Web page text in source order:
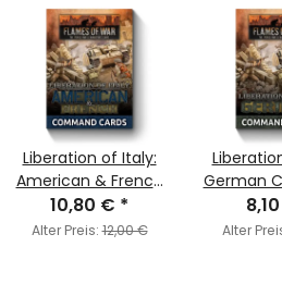
Liberation of Italy:
American & French
Command Cards
10,80 € *
Alter Preis:12,00 €
German
Alter